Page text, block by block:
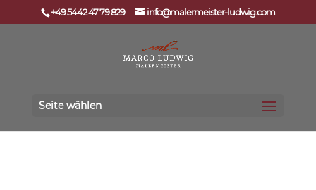
+49 5442 47 79 829 info@malermeister-ludwig.com
Seite wählen